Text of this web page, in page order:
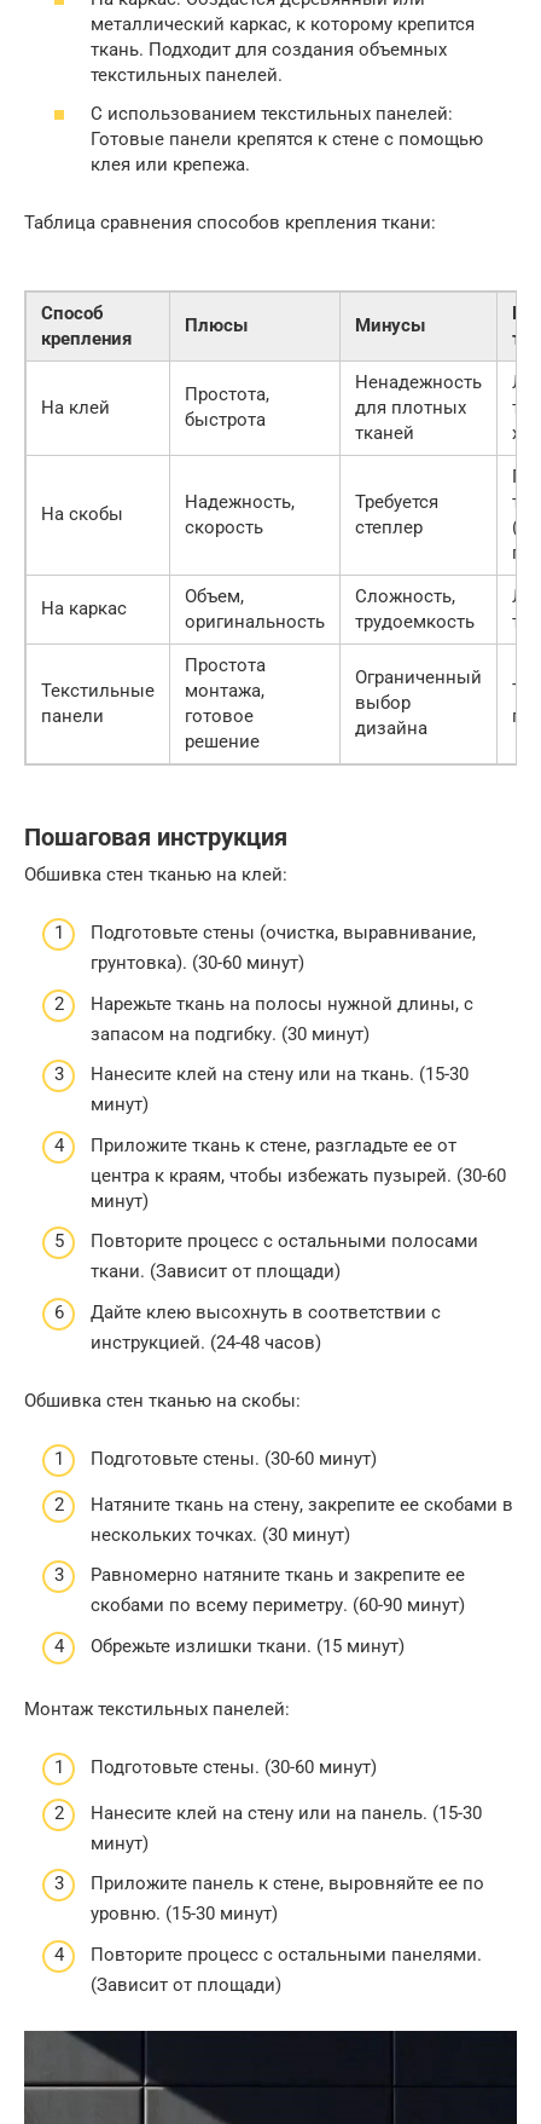
металлический каркас, к которому крепится
ткань. Подходит для создания объемных
текстильных панелей.
С использованием текстильных панелей:
Готовые панели крепятся к стене с помощью
клея или крепежа.
Таблица сравнения способов крепления ткани:
Способ
крепления
Плюсы Минусы
На клей
Простота,
быстрота
Ненадежность
для плотных
тканей
На скобы
Надежность,
скорость
Требуется
степлер
На каркас
Объем,
оригинальность
Сложность,
трудоемкость
Текстильные
панели
Простота
монтажа,
готовое
решение
Ограниченный
выбор
дизайна
Пошаговая инструкция
Обшивка стен тканью на клей:
Подготовьте стены (очистка, выравнивание,
грунтовка). (30-60 минут)
Нарежьте ткань на полосы нужной длины, с
запасом на подгибку. (30 минут)
Нанесите клей на стену или на ткань. (15-30
минут)
Приложите ткань к стене, разгладьте ее от
центра к краям, чтобы избежать пузырей. (30-60
минут)
Повторите процесс с остальными полосами
ткани. (Зависит от площади)
Дайте клею высохнуть в соответствии с
инструкцией. (24-48 часов)
Обшивка стен тканью на скобы:
Подготовьте стены. (30-60 минут)
Натяните ткань на стену, закрепите ее скобами в
нескольких точках. (30 минут)
Равномерно натяните ткань и закрепите ее
скобами по всему периметру. (60-90 минут)
Обрежьте излишки ткани. (15 минут)
Монтаж текстильных панелей:
Подготовьте стены. (30-60 минут)
Нанесите клей на стену или на панель. (15-30
минут)
Приложите панель к стене, выровняйте ее по
уровню. (15-30 минут)
Повторите процесс с остальными панелями.
(Зависит от площади)